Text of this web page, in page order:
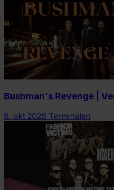
Bushman's Revenge |
8. okt 2026 Terminalen